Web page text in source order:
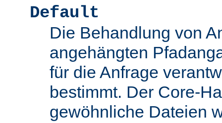
Default
Die Behandlung von
angehängten
für die Anfrage
bestimmt. Der Core-
gewöhnliche Dateien